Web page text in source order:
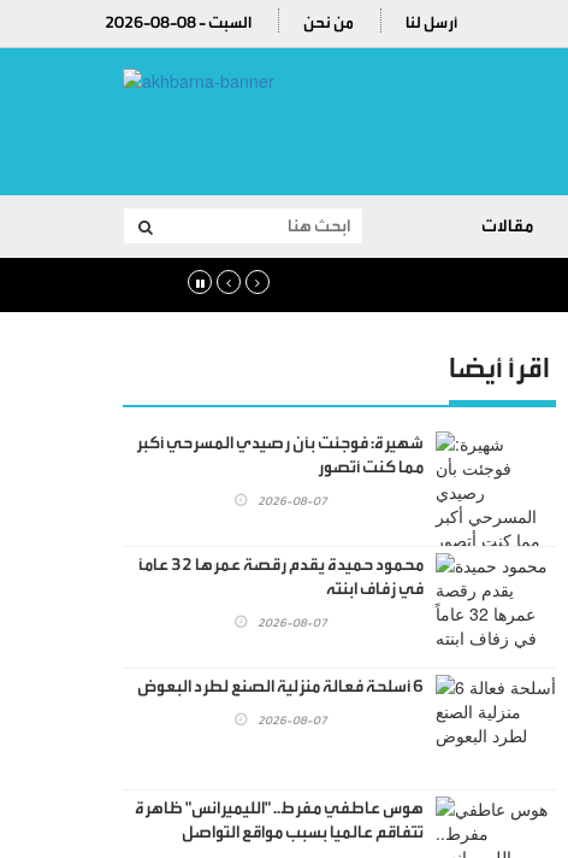
2026-08-08 - السبت من نحن أرسل لنا
مقالات
اقرأ أيضا
شهيرة: فوجئت بأن رصيدي المسرحي أكبر
مما كنت أتصور
2026-08-07
محمود حميدة يقدم رقصة عمرها 32 عاماً
في زفاف ابنته
2026-08-07
6 أسلحة فعالة منزلية الصنع لطرد البعوض
2026-08-07
هوس عاطفي مفرط.. "الليميرانس" ظاهرة
تتفاقم عالميا بسبب مواقع التواصل